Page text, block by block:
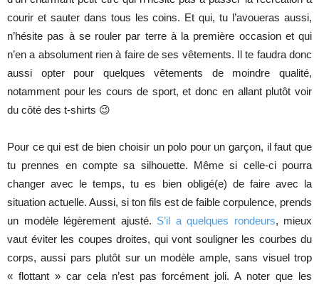
courir et sauter dans tous les coins. Et qui, tu l’avoueras aussi,
n’hésite pas à se rouler par terre à la première occasion et qui
n’en a absolument rien à faire de ses vêtements. Il te faudra donc
aussi opter pour quelques vêtements de moindre qualité,
notamment pour les cours de sport, et donc en allant plutôt voir
du côté des t-shirts 😉
Pour ce qui est de bien choisir un polo pour un garçon, il faut que
tu prennes en compte sa silhouette. Même si celle-ci pourra
changer avec le temps, tu es bien obligé(e) de faire avec la
situation actuelle. Aussi, si ton fils est de faible corpulence, prends
un modèle légèrement ajusté. S’il a quelques rondeurs, mieux
vaut éviter les coupes droites, qui vont souligner les courbes du
corps, aussi pars plutôt sur un modèle ample, sans visuel trop
« flottant » car cela n’est pas forcément joli. A noter que les